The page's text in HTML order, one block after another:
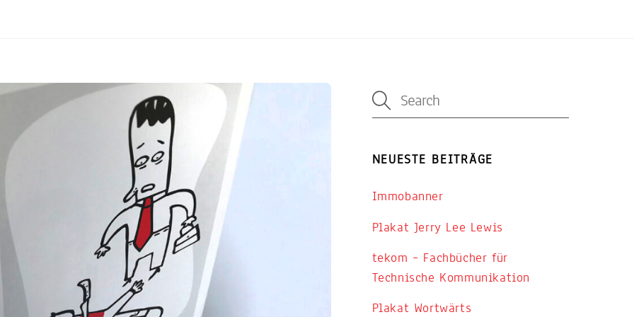
NEUESTE BEITRÄGE
Immobanner
Plakat Jerry Lee Lewis
tekom – Fachbücher für
Technische Kommunikation
Plakat Wortwärts